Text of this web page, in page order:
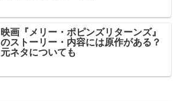
映画『メリー・ポピンズリターンズ』
のストーリー・内容には原作がある？
元ネタについても